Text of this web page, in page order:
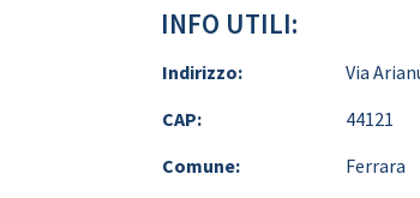
INFO UTILI:
Indirizzo:
Via
CAP:
44121
Comune:
Ferrara